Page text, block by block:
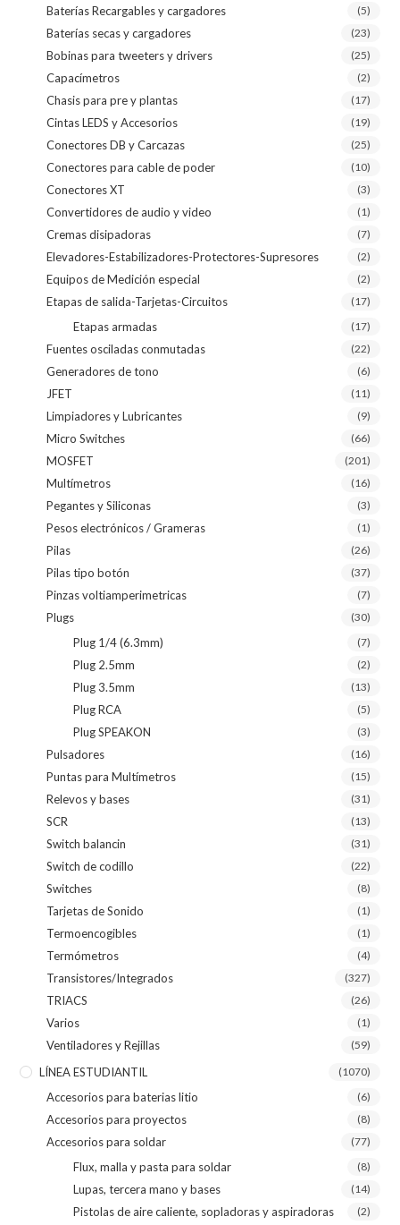
Baterías Recargables y cargadores (5)
Baterías secas y cargadores (23)
Bobinas para tweeters y drivers (25)
Capacímetros (2)
Chasis para pre y plantas (17)
Cintas LEDS y Accesorios (19)
Conectores DB y Carcazas (25)
Conectores para cable de poder (10)
Conectores XT (3)
Convertidores de audio y video (1)
Cremas disipadoras (7)
Elevadores-Estabilizadores-Protectores-Supresores (2)
Equipos de Medición especial (2)
Etapas de salida-Tarjetas-Circuitos (17)
Etapas armadas (17)
Fuentes osciladas conmutadas (22)
Generadores de tono (6)
JFET (11)
Limpiadores y Lubricantes (9)
Micro Switches (66)
MOSFET (201)
Multímetros (16)
Pegantes y Siliconas (3)
Pesos electrónicos / Grameras (1)
Pilas (26)
Pilas tipo botón (37)
Pinzas voltiamperimetricas (7)
Plugs (30)
Plug 1/4 (6.3mm) (7)
Plug 2.5mm (2)
Plug 3.5mm (13)
Plug RCA (5)
Plug SPEAKON (3)
Pulsadores (16)
Puntas para Multímetros (15)
Relevos y bases (31)
SCR (13)
Switch balancin (31)
Switch de codillo (22)
Switches (8)
Tarjetas de Sonido (1)
Termoencogibles (1)
Termómetros (4)
Transistores/Integrados (327)
TRIACS (26)
Varios (1)
Ventiladores y Rejillas (59)
LÍNEA ESTUDIANTIL (1070)
Accesorios para baterias litio (6)
Accesorios para proyectos (8)
Accesorios para soldar (77)
Flux, malla y pasta para soldar (8)
Lupas, tercera mano y bases (14)
Pistolas de aire caliente, sopladoras y aspiradoras (2)